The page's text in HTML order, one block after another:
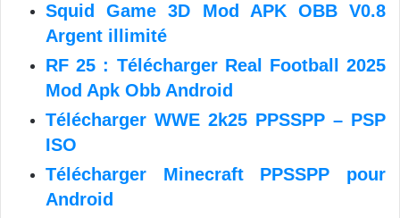
Squid Game 3D Mod APK OBB V0.8
Argent illimité
RF 25 : Télécharger Real Football 2025
Mod Apk Obb Android
Télécharger WWE 2k25 PPSSPP – PSP
ISO
Télécharger Minecraft PPSSPP pour
Android